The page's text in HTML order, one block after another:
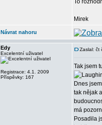
To
Mirek
Návrat nahoru
Edy
Excelentní uživatel
Registrace: 4.1. 2009
Příspěvky: 167
Zaslal: čt
Tak jsem
Dnes
tak nějak
má
Posadila